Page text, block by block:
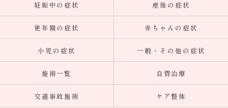
妊娠中の症状 産後の症状
更年期の症状 赤ちゃんの症状
小児の症状 一般・その他の症状
施術一覧 自費治療
交通事故施術 ケア整体